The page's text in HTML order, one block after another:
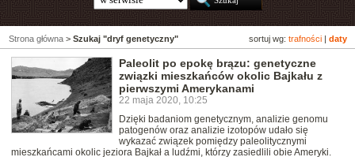
sortuj wg: trafności daty
Strona główna > Szukaj "dryf genetyczny"
Paleolit po epokę brązu: genetyczne
związki mieszkańców okolic Bajkału z
pierwszymi Amerykanami
22 maja 2020, 10:25
Dzięki badaniom genetycznym, analizie genomu
patogenów oraz analizie izotopów udało się
wykazać związek pomiędzy paleolitycznymi
mieszkańcami okolic jeziora Bajkał a ludźmi, którzy zasiedlili obie Ameryki.